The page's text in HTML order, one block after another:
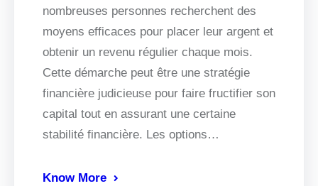
nombreuses personnes recherchent des
moyens efficaces pour placer leur argent et
obtenir un revenu régulier chaque mois.
Cette démarche peut être une stratégie
financière judicieuse pour faire fructifier son
capital tout en assurant une certaine
stabilité financière. Les options…
Know More